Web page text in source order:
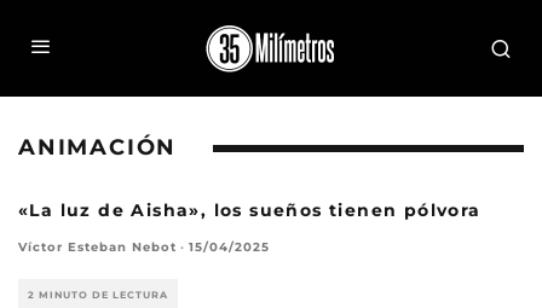
ANIMACIÓN
«La luz de Aisha», los sueños tienen pólvora
Víctor Esteban Nebot · 15/04/2025
2 MINUTO DE LECTURA